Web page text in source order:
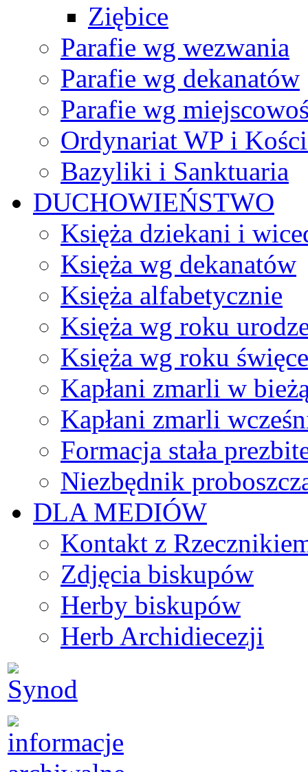
Ziębice
Parafie wg wezwania
Parafie wg dekanatów
Parafie wg
Ordynariat WP i
Bazyliki i Sanktuaria
DUCHOWIEŃSTWO
Księża dziekani i
Księża wg dekanatów
Księża alfabetycznie
Księża wg roku
Księża wg roku
Kapłani zmarli w
Kapłani zmarli
Formacja stała
Niezbędnik
DLA MEDIÓW
Kontakt z
Zdjęcia biskupów
Herby biskupów
Herb Archidiecezji